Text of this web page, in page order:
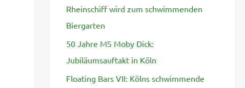
n
a
c
h
:
Rheinschiff wird zum schwimmenden
Biergarten
50 Jahre MS Moby Dick:
Jubiläumsauftakt in Köln
Floating Bars VII: Kölns schwimmende